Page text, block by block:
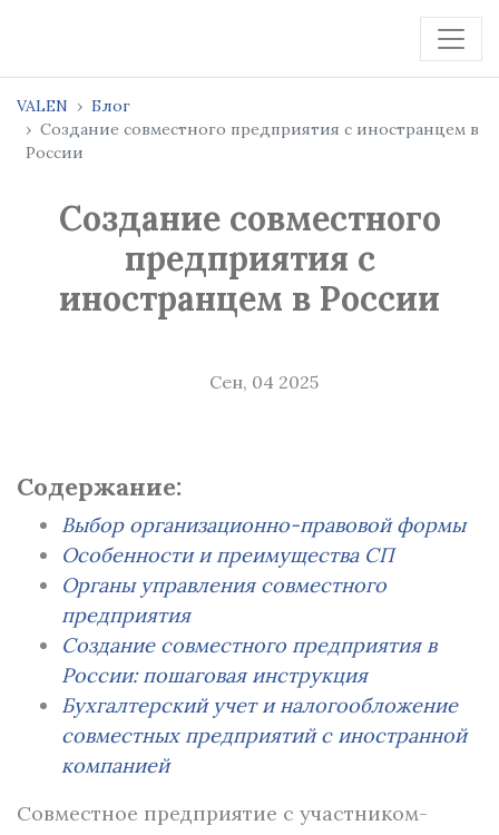
VALEN
Блог
Создание совместного предприятия с иностранцем в
России
Создание совместного
предприятия с
иностранцем в России
Сен, 04 2025
Содержание:
Выбор организационно-правовой формы
Особенности и преимущества СП
Органы управления совместного
предприятия
Создание совместного предприятия в
России: пошаговая инструкция
Бухгалтерский учет и налогообложение
совместных предприятий с иностранной
компанией
Совместное предприятие с участником-